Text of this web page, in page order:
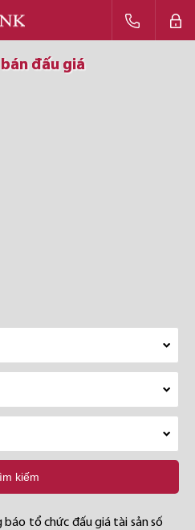
đấu giá
đấu giá
đấu giá
kiếm
báo tổ chức đấu giá tài sản số